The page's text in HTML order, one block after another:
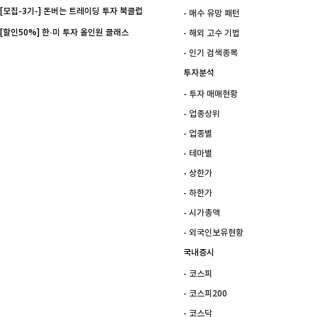
[모집-3기-] 돈버는 트레이딩 투자 북클럽
[할인50%] 한·미 투자 올인원 클래스
- 매수 유망 패턴
- 해외 고수 기법
- 인기 검색종목
투자분석
- 투자 매매현황
- 업종상위
- 업종별
- 테마별
- 상한가
- 하한가
- 시가총액
- 외국인보유현황
국내증시
- 코스피
- 코스피200
- 코스닥